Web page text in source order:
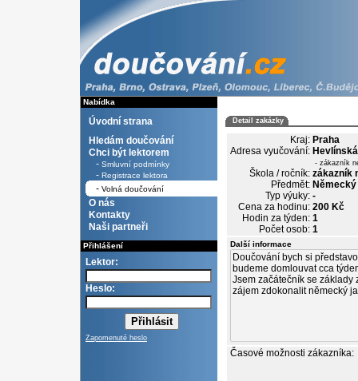
Nabídka
Úvodní strana
Hledám doučování
Chci být lektorem
- Smluvní podmínky
- Registrace lektora
- Volná doučování
O nás
Kontakty
Naši partneři
Přihlášení
Lektor:
Heslo:
Zapomenuté heslo
Detail zakázky
Kraj: Praha
Adresa vyučování: Hevlínská
- zákazník
Škola / ročník: zákazník
Předmět:
Typ výuky: -
Cena za hodinu: 200 Kč
Hodin za týden: 1
Počet osob: 1
Další informace
Časové možnosti zákazníka: